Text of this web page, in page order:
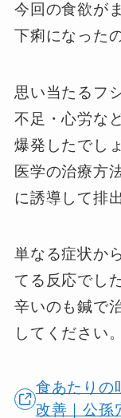
今回の食欲が
下痢になった
思い当たるフ
不足・心労な
爆発したでし
医学の治療方
に誘導して排出
単なる症状か
てる反応でし
辛いのも鍼で
してください。
食あたりの
改善｜公孫